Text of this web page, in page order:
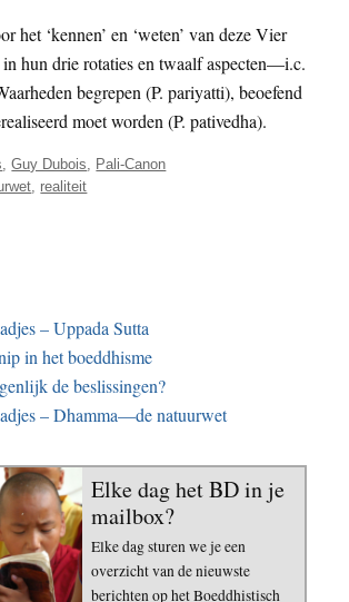
het ‘kennen’ en ‘weten’ van deze Vier
in hun drie rotaties en twaalf aspecten—i.c.
begrepen (P. pariyatti), beoefend
moet worden (P. pativedha).
,Guy Dubois
Pali-Canon
realiteit
– Uppada Sutta
in het boeddhisme
de beslissingen?
– Dhamma—de natuurwet
Elke dag het BD in je
mailbox?
Elke dag sturen we je een
overzicht van de nieuwste
berichten op het Boeddhistisch